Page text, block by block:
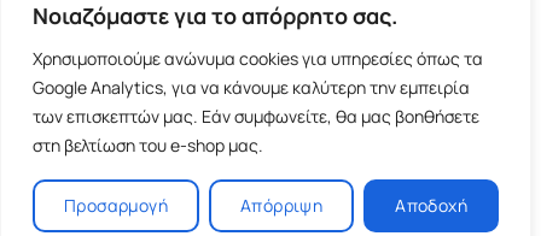
Νοιαζόμαστε για το απόρρητο σας.
Χρησιμοποιούμε ανώνυμα cookies για υπηρεσίες όπως τα
Google Analytics, για να κάνουμε καλύτερη την εμπειρία
των επισκεπτών μας. Εάν συμφωνείτε, θα μας βοηθήσετε
στη βελτίωση του e-shop μας.
Προσαρμογή Απόρριψη Αποδοχή
Copyright 2026 ©Εκδοτικός Οίκος Α.Α. Λιβάνη| All rights
reserved.
Σόλωνος 98, 10680 Αθήνα | Τ:2103661200- F: 2103617791
E-shop and Premium Managed Hosting byClickProject.gr